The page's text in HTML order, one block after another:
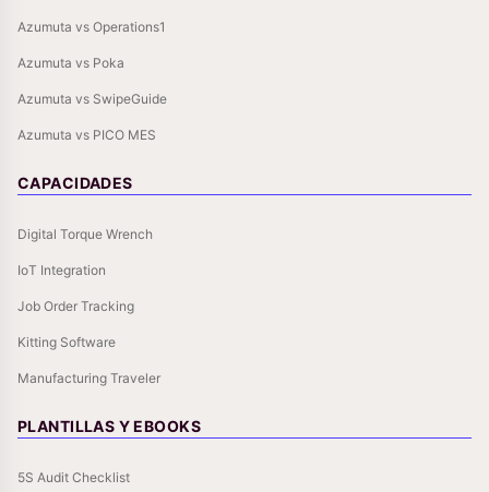
Azumuta vs Operations1
Azumuta vs Poka
Azumuta vs SwipeGuide
Azumuta vs PICO MES
CAPACIDADES
Digital Torque Wrench
IoT Integration
Job Order Tracking
Kitting Software
Manufacturing Traveler
PLANTILLAS Y EBOOKS
5S Audit Checklist